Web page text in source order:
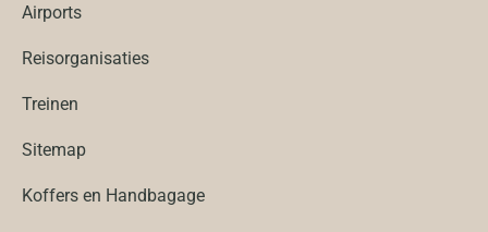
Airports
Reisorganisaties
Treinen
Sitemap
Koffers en Handbagage